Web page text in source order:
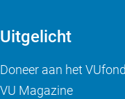
Uitgelicht
Doneer aan het
VU Magazine